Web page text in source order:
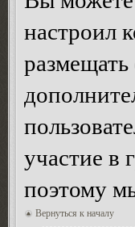
настроил
участие в
поэтому
Вернуться к началу